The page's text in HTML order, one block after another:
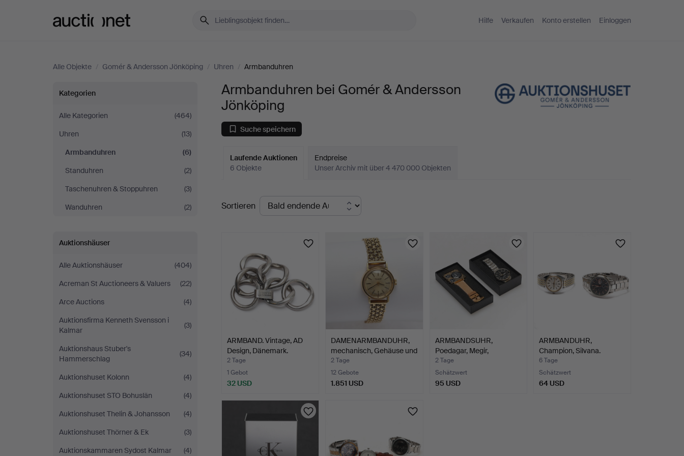
Hilfe Verkaufen Konto erstellen Einloggen
Alle Objekte / Gomér & Andersson Jönköping / Uhren / Armbanduhren
Armbanduhren
bei
Gomér
Andersson
Jönköping
Kategorien
Alle Kategorien
(464)
Uhren
(13)
Armbanduhren
(6)
Standuhren
(2)
Taschenuhren & Stoppuhren
(3)
Wanduhren
(2)
Auktionshäuser
Alle Auktionshäuser
(404)
Acreman St Auctioneers & Valuers
(22)
Arce Auctions
(4)
Auktionsfirma Kenneth Svensson i
Kalmar
(3)
Auktionshaus Stuber's
Hammerschlag
(34)
Auktionshuset Kolonn
(4)
Auktionshuset STO Bohuslän
(4)
Auktionshuset Thelin & Johansson
(4)
Auktionshuset Thörner & Ek
(3)
Auktionskammaren Sydost Kalmar
(4)
Armbanduhren bei Gomér & Andersson
Jönköping
Suche speichern
Laufende Auktionen
6 Objekte
Endpreise
Unser Archiv mit über 4 470 000 Objekten
Laufende
Auktionen
Sortieren
ARMBAND. Vintage, AD
Design, Dänemark.
2 Tage
1 Gebot
32 USD
DAMENARMBANDUHR,
mechanisch, Gehäuse und
A…
2 Tage
12 Gebote
1.851 USD
ARMBANDSUHR,
Poedagar, Megir,
zeitgenössis…
2 Tage
Schätzwert
95 USD
ARMBANDUHR,
Champion, Silvana.
6 Tage
Schätzwert
64 USD